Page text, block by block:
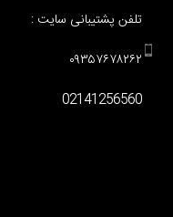
تلفن پشتیبانی سایت :
۰۹۳۵۷۶۷۸۲۶۲
02141256560